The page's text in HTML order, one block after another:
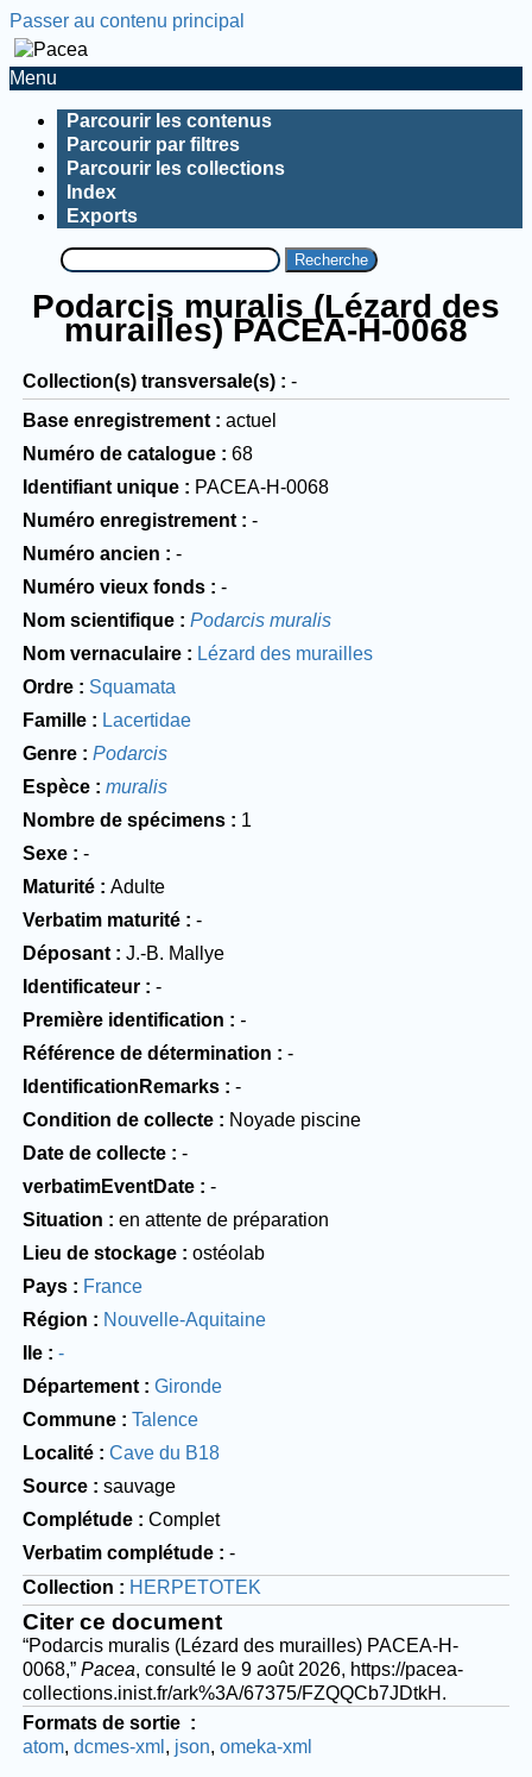
Passer au contenu principal
Menu
Parcourir les contenus
Parcourir par filtres
Parcourir les collections
Index
Exports
Recherche
Podarcis muralis (Lézard des
murailles) PACEA-H-0068
Collection(s) transversale(s)
-
Base enregistrement
actuel
Numéro de catalogue
68
Identifiant unique
PACEA-H-0068
Numéro enregistrement
-
Numéro ancien
-
Numéro vieux fonds
-
Nom scientifique
Podarcis muralis
Nom vernaculaire
Lézard des murailles
Ordre
Squamata
Famille
Lacertidae
Genre
Podarcis
Espèce
muralis
Nombre de spécimens
1
Sexe
-
Maturité
Adulte
Verbatim maturité
-
Déposant
J.-B. Mallye
Identificateur
-
Première identification
-
Référence de détermination
-
IdentificationRemarks
-
Condition de collecte
Noyade piscine
Date de collecte
-
verbatimEventDate
-
Situation
en attente de préparation
Lieu de stockage
ostéolab
Pays
France
Région
Nouvelle-Aquitaine
Ile
-
Département
Gironde
Commune
Talence
Localité
Cave du B18
Source
sauvage
Complétude
Complet
Verbatim complétude
-
Collection
HERPETOTEK
Citer ce document
“Podarcis muralis (Lézard des murailles) PACEA-H-
0068,” Pacea, consulté le 9 août 2026, https://pacea-
collections.inist.fr/ark%3A/67375/FZQQCb7JDtkH .
Formats de sortie
atom dcmes-xml json omeka-xml